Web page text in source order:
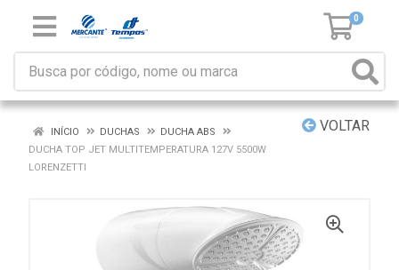
0
VOLTAR
INÍCIO DUCHAS
DUCHA ABS
DUCHA TOP JET MULTITEMPERATURA 127V 5500W
LORENZETTI